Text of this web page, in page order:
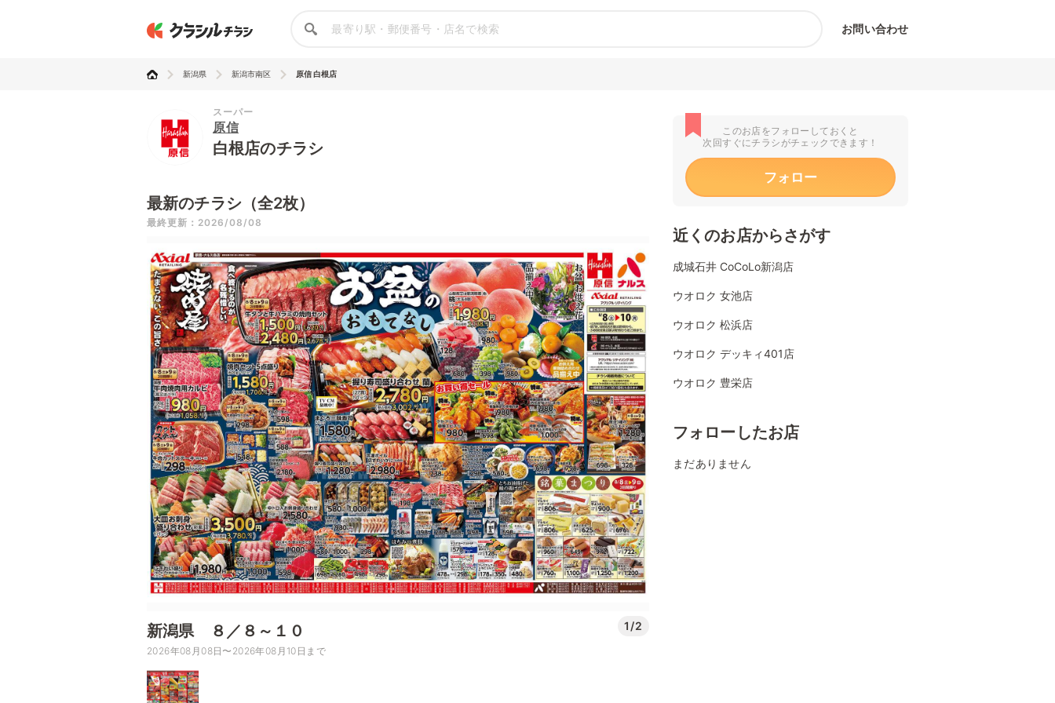
お問い合わせ
新潟県 新潟市南区 原信 白根店
スーパー
原信
白根店のチラシ
最新のチラシ（全2枚）
最終更新：2026/08/08
新潟県 ８／８～１０ 1/2
2026年08月08日〜2026年08月10日まで
このお店をフォローしておくと
次回すぐにチラシがチェックできます！
フォロー
近くのお店からさがす
成城石井 CoCoLo新潟店
ウオロク 女池店
ウオロク 松浜店
ウオロク デッキィ401店
ウオロク 豊栄店
フォローしたお店
まだありません